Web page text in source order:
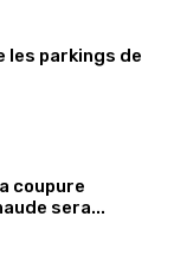
les parkings de
coupure
sera...